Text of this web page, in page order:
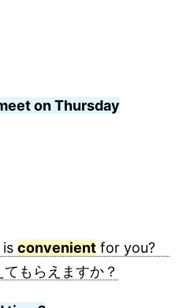
on Thursday
convenient for you?
もらえますか？